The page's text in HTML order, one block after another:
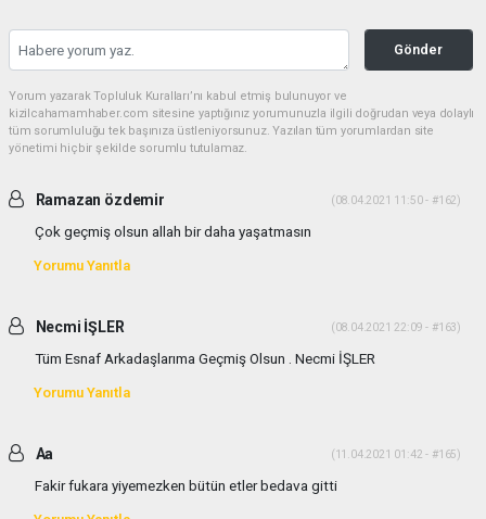
Gönder
Yorum yazarak Topluluk Kuralları’nı kabul etmiş bulunuyor ve
kizilcahamamhaber.com sitesine yaptığınız yorumunuzla ilgili doğrudan veya dolaylı
tüm sorumluluğu tek başınıza üstleniyorsunuz. Yazılan tüm yorumlardan site
yönetimi hiçbir şekilde sorumlu tutulamaz.
Ramazan özdemir (08.04.2021 11:50 - #162)
Çok geçmiş olsun allah bir daha yaşatmasın
Yorumu Yanıtla
Necmi İŞLER (08.04.2021 22:09 - #163)
Tüm Esnaf Arkadaşlarıma Geçmiş Olsun . Necmi İŞLER
Yorumu Yanıtla
Aa (11.04.2021 01:42 - #165)
Fakir fukara yiyemezken bütün etler bedava gitti